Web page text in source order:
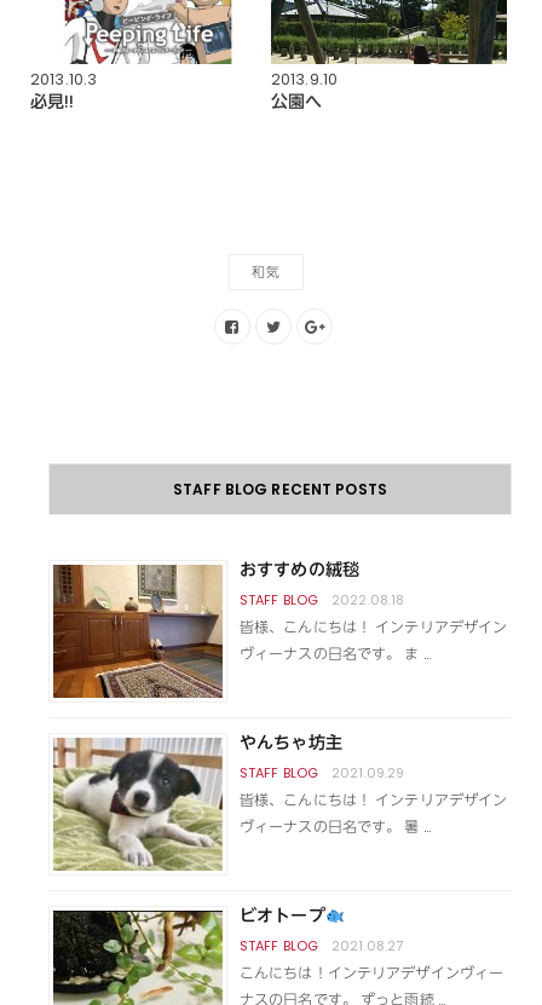
2013.10.3
必見!!
2013.9.10
公園へ
和気
STAFF BLOG RECENT POSTS
おすすめの絨毯
2022.08.18
皆様、こんにちは！ インテリアデザイン
ヴィーナスの日名です。 ま …
やんちゃ坊主
2021.09.29
皆様、こんにちは！ インテリアデザイン
ヴィーナスの日名です。 暑 …
ビオトープ
2021.08.27
こんにちは！インテリアデザインヴィー
ナスの日名です。 ずっと雨続 …